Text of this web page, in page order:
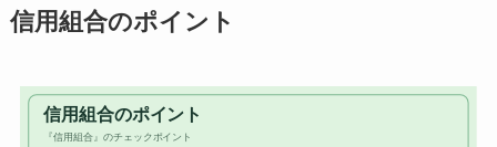
信用組合のポイント